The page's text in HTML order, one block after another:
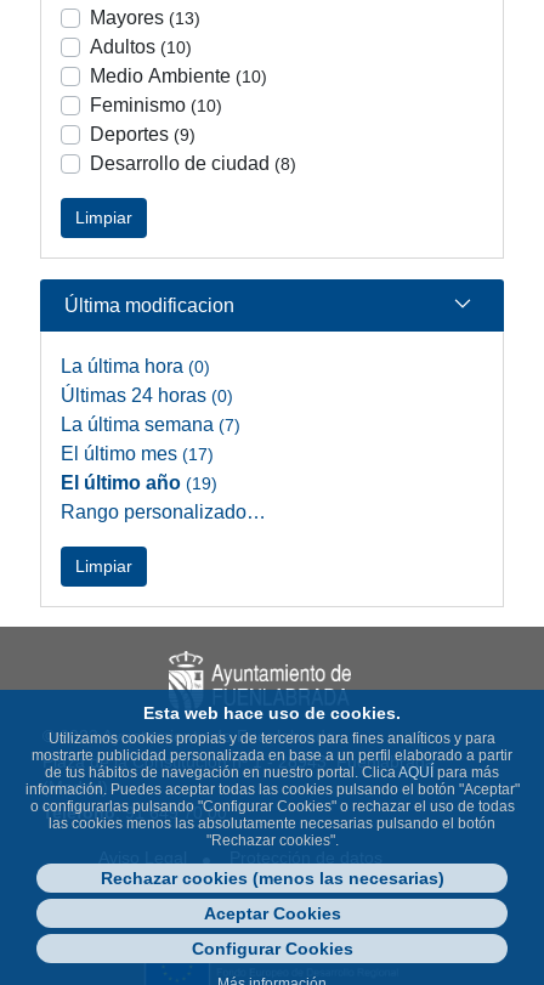
Mayores (13)
Adultos (10)
Medio Ambiente (10)
Feminismo (10)
Deportes (9)
Desarrollo de ciudad (8)
Limpiar
Última modificacion
La última hora (0)
Últimas 24 horas (0)
La última semana (7)
El último mes (17)
El último año (19)
Rango personalizado…
Limpiar
© 2023 Ayuntamiento de Fuenlabrada
Plaza de la Constitución nº 1 - 28943 Fuenlabrada
(Madrid)
Teléfono: 91 649 70 00
Política de Cookies
Accesibilidad
Mapa Web
Esta web hace uso de cookies.
Utilizamos cookies propias y de terceros para fines analíticos y para
mostrarte publicidad personalizada en base a un perfil elaborado a partir
de tus hábitos de navegación en nuestro portal. ClicaAQUÍ para más
información. Puedes aceptar todas las cookies pulsando el botón "Aceptar"
o configurarlas pulsando "Configurar Cookies" o rechazar el uso de todas
las cookies menos las absolutamente necesarias pulsando el botón
"Rechazar cookies".
Rechazar cookies (menos las necesarias)
Aceptar Cookies
Configurar Cookies